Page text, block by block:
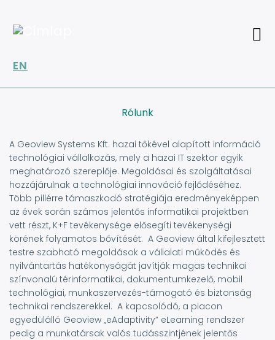
tartalomra
EN
Rólunk
A Geoview Systems Kft. hazai tőkével alapított információ
technológiai vállalkozás, mely a hazai IT szektor egyik
meghatározó szereplője. Megoldásai és szolgáltatásai
hozzájárulnak a technológiai innováció fejlődéséhez.
Több pillérre támaszkodó stratégiája eredményeképpen
az évek során számos jelentős informatikai projektben
vett részt, K+F tevékenysége elősegíti tevékenységi
körének folyamatos bővítését. A Geoview által kifejlesztett
testre szabható megoldások a vállalati működés és
nyilvántartás hatékonyságát javítják magas technikai
színvonalú térinformatikai, dokumentumkezelő, mobil
technológiai, munkaszervezés-támogató és biztonság
technikai rendszerekkel. A kapcsolódó, a piacon
egyedülálló Geoview „eAdaptivity” eLearning rendszer
pedig a munkatársak valós tudásszintjének jelentős